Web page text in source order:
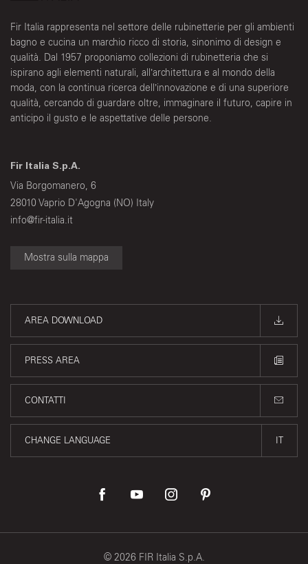
Fir Italia rappresenta nel settore delle rubinetterie per gli ambienti
bagno e cucina un marchio ricco di storia, sinonimo di design e
qualità. Dal 1957 proponiamo collezioni di rubinetteria che si
ispirano agli elementi naturali, all’architettura e al mondo della
moda, con la continua ricerca dell’innovazione e di una superiore
qualità, cercando di guardare oltre, immaginare il futuro, capire in
anticipo il gusto e le aspettative delle persone.
Fir Italia S.p.A.
Via Borgomanero, 6
28010 Vaprio D'Agogna (NO) Italy
info@fir-italia.it
Mostra sulla mappa
AREA DOWNLOAD
PRESS AREA
CONTATTI
CHANGE LANGUAGE IT
© 2026 FIR Italia S.p.A.